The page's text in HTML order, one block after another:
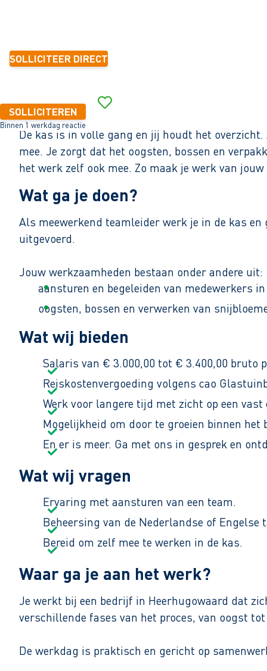
SOLLICITEER DIRECT
SOLLICITEREN
Binnen 1 werkdag reactie
De kas is in volle gang en jij houdt het
mee. Je zorgt dat het oogsten, bossen en
het werk zelf ook mee. Zo maak je werk van
Wat ga je doen?
Als meewerkend teamleider werk je in de kas
uitgevoerd.
Jouw werkzaamheden bestaan onder andere uit:
aansturen en begeleiden van medewerkers
oogsten, bossen en verwerken van
verpakken en klaarzetten van producten
op zaterdag tot 13.00 uur.
Wat wij bieden
Salaris van € 3.000,00 tot € 3.400,00 bruto
Reiskostenvergoeding volgens cao
Werk voor langere tijd met zicht op een
Mogelijkheid om door te groeien binnen het
En er is meer. Ga met ons in gesprek en
Wat wij vragen
Ervaring met aansturen van een team.
Beheersing van de Nederlandse of Engelse
Bereid om zelf mee te werken in de kas.
Waar ga je aan het werk?
Je werkt bij een bedrijf in Heerhugowaard dat
verschillende fases van het proces, van oogst
De werkdag is praktisch en gericht op